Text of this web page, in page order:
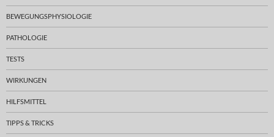
BEWEGUNGSPHYSIOLOGIE
PATHOLOGIE
TESTS
WIRKUNGEN
HILFSMITTEL
TIPPS & TRICKS